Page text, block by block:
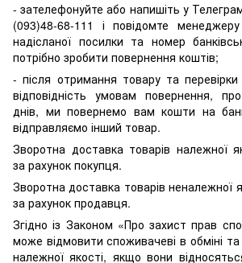
- зателефонуйте або напишіть у
(093)48-68-111 і повідомте
надісланої посилки та номер
потрібно зробити повернення коштів;
- після отримання товару та
відповідність умовам повернення,
днів, ми повернемо вам кошти на
відправляємо інший товар.
Зворотна доставка товарів належної
за рахунок покупця.
Зворотна доставка товарів неналежної
за рахунок продавця.
Згідно із Законом «Про захист прав
може відмовити споживачеві в обміні та
належної якості, якщо вони